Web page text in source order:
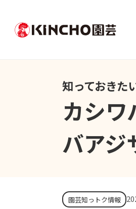
知っておきた
カシ
バアジ
園芸知っトク情報